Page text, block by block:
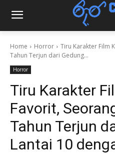
Home Horror
Tiru Karakter Film
Tahun Terjun dari Gedung...
Horror
Tiru Karakter
Favorit,
Tahun Terjun
Lantai 10